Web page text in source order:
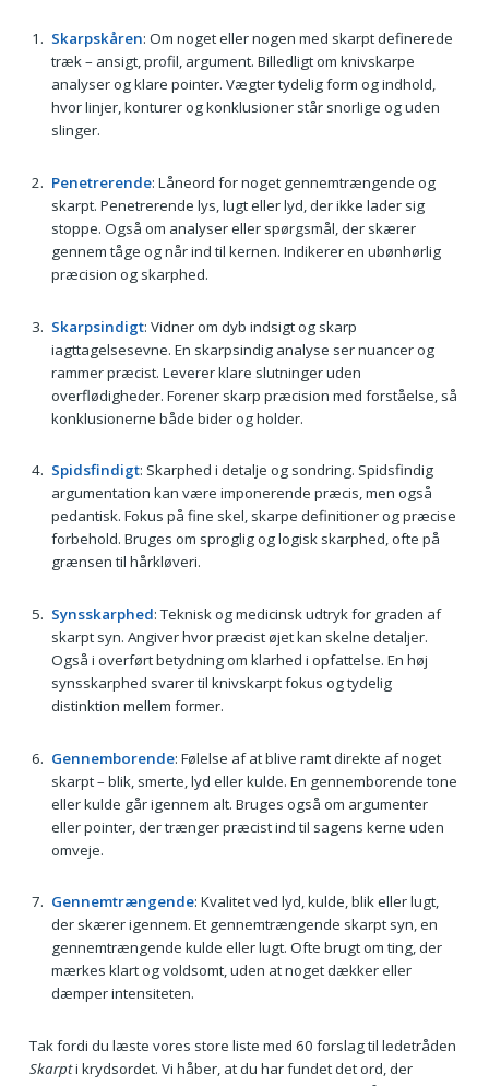
Skarpskåren: Om noget eller nogen med skarpt definerede
træk – ansigt, profil, argument. Billedligt om knivskarpe
analyser og klare pointer. Vægter tydelig form og indhold,
hvor linjer, konturer og konklusioner står snorlige og uden
slinger.
Penetrerende: Låneord for noget gennemtrængende og
skarpt. Penetrerende lys, lugt eller lyd, der ikke lader sig
stoppe. Også om analyser eller spørgsmål, der skærer
gennem tåge og når ind til kernen. Indikerer en ubønhørlig
præcision og skarphed.
Skarpsindigt: Vidner om dyb indsigt og skarp
iagttagelsesevne. En skarpsindig analyse ser nuancer og
rammer præcist. Leverer klare slutninger uden
overflødigheder. Forener skarp præcision med forståelse, så
konklusionerne både bider og holder.
Spidsfindigt: Skarphed i detalje og sondring. Spidsfindig
argumentation kan være imponerende præcis, men også
pedantisk. Fokus på fine skel, skarpe definitioner og præcise
forbehold. Bruges om sproglig og logisk skarphed, ofte på
grænsen til hårkløveri.
Synsskarphed: Teknisk og medicinsk udtryk for graden af
skarpt syn. Angiver hvor præcist øjet kan skelne detaljer.
Også i overført betydning om klarhed i opfattelse. En høj
synsskarphed svarer til knivskarpt fokus og tydelig
distinktion mellem former.
Gennemborende: Følelse af at blive ramt direkte af noget
skarpt – blik, smerte, lyd eller kulde. En gennemborende tone
eller kulde går igennem alt. Bruges også om argumenter
eller pointer, der trænger præcist ind til sagens kerne uden
omveje.
Gennemtrængende: Kvalitet ved lyd, kulde, blik eller lugt,
der skærer igennem. Et gennemtrængende skarpt syn, en
gennemtrængende kulde eller lugt. Ofte brugt om ting, der
mærkes klart og voldsomt, uden at noget dækker eller
dæmper intensiteten.
Tak fordi du læste vores store liste med 60 forslag til ledetråden
Skarpti krydsordet. Vi håber, at du har fundet det ord, der